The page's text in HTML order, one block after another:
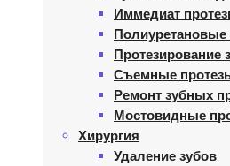
Иммедиат
Полиуретановые
Протезирование
Съемные
Ремонт зубных
Мостовидные
Хирургия
Удаление зубов